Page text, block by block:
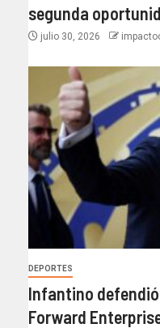
segunda
julio 30, 2026
DEPORTES
Infantino
Forward